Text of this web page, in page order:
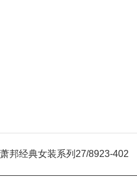
萧邦经典女装系列27/8923-402